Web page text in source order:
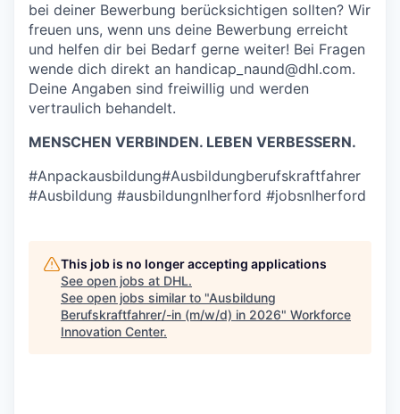
bei deiner Bewerbung berücksichtigen sollten? Wir
freuen uns, wenn uns deine Bewerbung erreicht
und helfen dir bei Bedarf gerne weiter! Bei Fragen
wende dich direkt an handicap_naund@dhl.com.
Deine Angaben sind freiwillig und werden
vertraulich behandelt.
MENSCHEN VERBINDEN. LEBEN VERBESSERN.
#Anpackausbildung#Ausbildungberufskraftfahrer
#Ausbildung #ausbildungnlherford #jobsnlherford
This job is no longer accepting applications
See open jobs at DHL.
See open jobs similar to "Ausbildung
Berufskraftfahrer/-in (m/w/d) in 2026" Workforce
Innovation Center.